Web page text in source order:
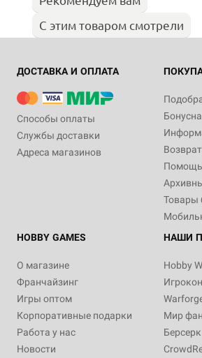
С этим товаром смотрели
ДОСТАВКА И ОПЛАТА
Способы оплаты
Службы доставки
Адреса магазинов
Помощь
Товары
HOBBY GAMES
О магазине
Франчайзинг
Игры оптом
Корпоративные подарки
Работа у нас
Новости
НАШИ
Hobby
Игрокон
Мир
Берсерк